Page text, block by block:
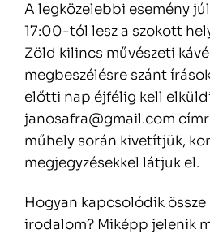
A legközelebbi esemény
17:00-tól lesz a szokott
Zöld kilincs művészeti
megbeszélésre szánt
előtti nap éjfélig kell
janosafra@gmail.com
műhely során kivetítjük,
megjegyzésekkel látjuk el.
Hogyan kapcsolódik össze
irodalom? Miképp jelenik